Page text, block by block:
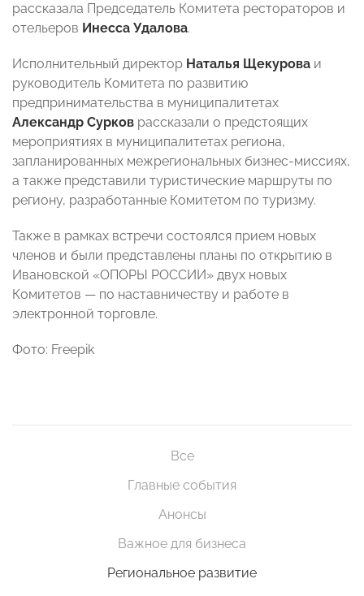
рассказала Председатель Комитета рестораторов и
отельеров Инесса Удалова.
Исполнительный директор Наталья Щекурова и
руководитель Комитета по развитию
предпринимательства в муниципалитетах
Александр Сурков рассказали о предстоящих
мероприятиях в муниципалитетах региона,
запланированных межрегиональных бизнес-миссиях,
а также представили туристические маршруты по
региону, разработанные Комитетом по туризму.
Также в рамках встречи состоялся прием новых
членов и были представлены планы по открытию в
Ивановской «ОПОРЫ РОССИИ» двух новых
Комитетов — по наставничеству и работе в
электронной торговле.
Фото: Freepik
Все
Главные события
Анонсы
Важное для бизнеса
Региональное развитие